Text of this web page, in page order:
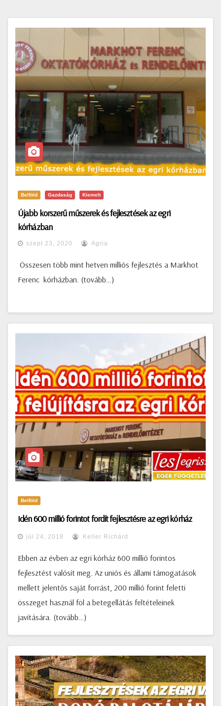
Belföld Gazdaság Kiemelt
Újabb korszerű műszerek és fejlesztések az egri
kórházban
szept 23, 2020 Agria
Összesen több mint hetven milliós fejlesztés a Markhot
Ferenc kórházban. (tovább…)
Belföld
Idén 600 millió forintot fordít fejlesztésre az egri kórház
júl 24, 2018 Keller Richárd
Ebben az évben az egri kórház 600 millió forintos
fejlesztést valósít meg. Az uniós és állami támogatások
mellett jelentős saját forrást, 200 millió forint feletti
összeget használ föl a betegellátás feltételeinek
javítására. (tovább…)